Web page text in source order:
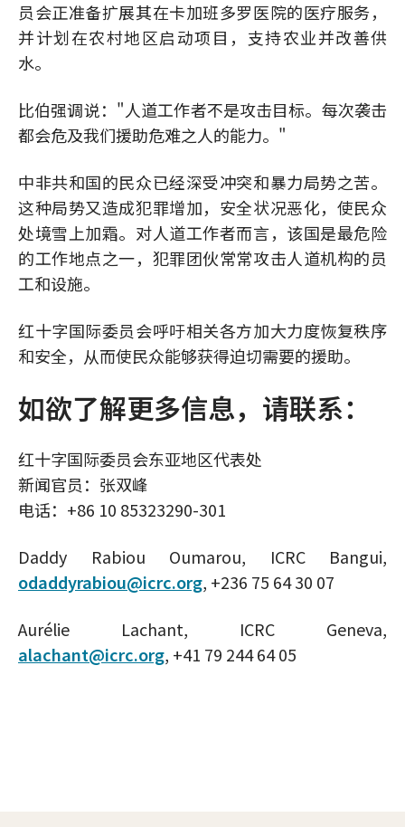
员会正准备扩展其在卡加班多罗医院的医疗服务，
并计划在农村地区启动项目，支持农业并改善供
水。
比伯强调说："人道工作者不是攻击目标。每次袭击
都会危及我们援助危难之人的能力。"
中非共和国的民众已经深受冲突和暴力局势之苦。
这种局势又造成犯罪增加，安全状况恶化，使民众
处境雪上加霜。对人道工作者而言，该国是最危险
的工作地点之一，犯罪团伙常常攻击人道机构的员
工和设施。
红十字国际委员会呼吁相关各方加大力度恢复秩序
和安全，从而使民众能够获得迫切需要的援助。
如欲了解更多信息，请联系：
红十字国际委员会东亚地区代表处
新闻官员：张双峰
电话：+86 10 85323290-301
Daddy Rabiou Oumarou, ICRC Bangui,
odaddyrabiou@icrc.org, +236 75 64 30 07
Aurélie Lachant, ICRC Geneva,
alachant@icrc.org, +41 79 244 64 05